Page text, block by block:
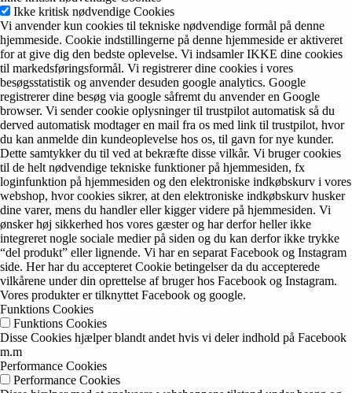
Ikke kritisk nødvendige Cookies
Vi anvender kun cookies til tekniske nødvendige formål på denne
hjemmeside. Cookie indstillingerne på denne hjemmeside er aktiveret
for at give dig den bedste oplevelse. Vi indsamler IKKE dine cookies
til markedsføringsformål. Vi registrerer dine cookies i vores
besøgsstatistik og anvender desuden google analytics. Google
registrerer dine besøg via google såfremt du anvender en Google
browser. Vi sender cookie oplysninger til trustpilot automatisk så du
derved automatisk modtager en mail fra os med link til trustpilot, hvor
du kan anmelde din kundeoplevelse hos os, til gavn for nye kunder.
Dette samtykker du til ved at bekræfte disse vilkår. Vi bruger cookies
til de helt nødvendige tekniske funktioner på hjemmesiden, fx
loginfunktion på hjemmesiden og den elektroniske indkøbskurv i vores
webshop, hvor cookies sikrer, at den elektroniske indkøbskurv husker
dine varer, mens du handler eller kigger videre på hjemmesiden. Vi
ønsker høj sikkerhed hos vores gæster og har derfor heller ikke
integreret nogle sociale medier på siden og du kan derfor ikke trykke
“del produkt” eller lignende. Vi har en separat Facebook og Instagram
side. Her har du accepteret Cookie betingelser da du accepterede
vilkårene under din oprettelse af bruger hos Facebook og Instagram.
Vores produkter er tilknyttet Facebook og google.
Funktions Cookies
Funktions Cookies
Disse Cookies hjælper blandt andet hvis vi deler indhold på Facebook
m.m
Performance Cookies
Performance Cookies